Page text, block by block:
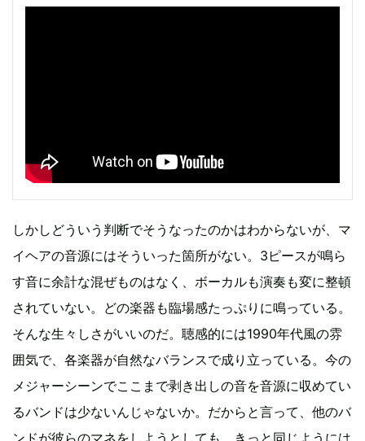
しかしどういう判断でそうなったのかはわからないが、マ
イヘアの音源にはそういった箇所がない。3ピースが鳴ら
す音に余計な混ぜものはなく、ボーカルも演奏も変に整頓
されていない。どの楽器も臨場感たっぷりに鳴っている。
そんな生々しさがいいのだ。聴感的には1990年代風の雰
囲気で、各楽器が自然なバランスで成り立っている。今の
メジャーシーンでここまで剥き出しの音を音源に収めてい
るバンドは少ないんじゃないか。だからと言って、他のバ